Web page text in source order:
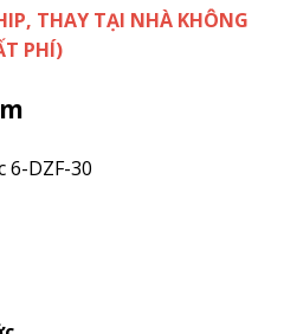
THAY TẠI NHÀ KHÔNG
PHÍ)
6-DZF-30